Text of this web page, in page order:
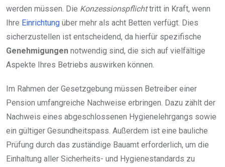
werden müssen. Die Konzessionspflichttritt in Kraft, wenn
Ihre Einrichtung über mehr als acht Betten verfügt. Dies
sicherzustellen ist entscheidend, da hierfür spezifische
Genehmigungen notwendig sind, die sich auf vielfältige
Aspekte Ihres Betriebs auswirken können.
Im Rahmen der Gesetzgebung müssen Betreiber einer
Pension umfangreiche Nachweise erbringen. Dazu zählt der
Nachweis eines abgeschlossenen Hygienelehrgangs sowie
ein gültiger Gesundheitspass. Außerdem ist eine bauliche
Prüfung durch das zuständige Bauamt erforderlich, um die
Einhaltung aller Sicherheits- und Hygienestandards zu